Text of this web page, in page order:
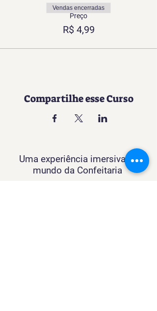
Preço
R$ 4,99
Vendas encerradas
Compartilhe esse Curso
Uma experiência imersiva no
mundo da Confeitaria